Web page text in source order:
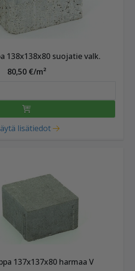
138x138x80 suojatie valk.
80,50 €/m²
lisätiedot
137x137x80 harmaa V